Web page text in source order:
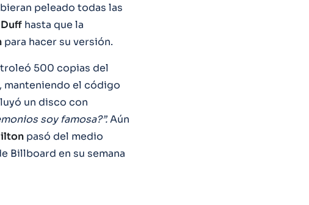
peleado todas las
hasta que la
para hacer su versión.
500 copias del
manteniendo el código
un disco con
soy famosa?”.Aún
pasó del medio
Billboard en su semana